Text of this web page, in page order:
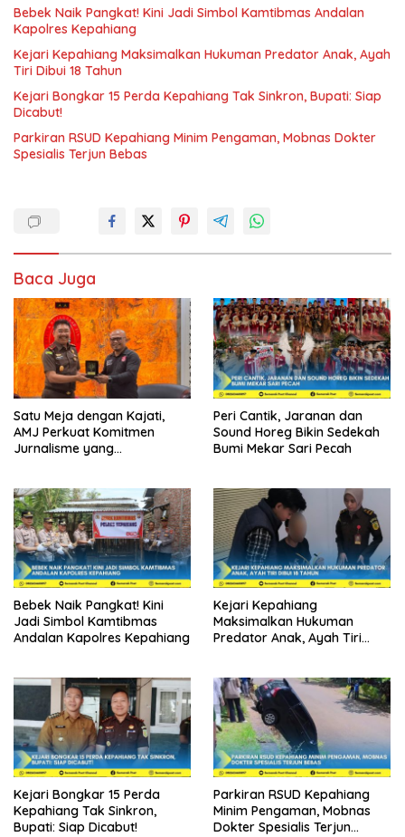
Bebek Naik Pangkat! Kini Jadi Simbol Kamtibmas Andalan
Kapolres Kepahiang
Kejari Kepahiang Maksimalkan Hukuman Predator Anak, Ayah
Tiri Dibui 18 Tahun
Kejari Bongkar 15 Perda Kepahiang Tak Sinkron, Bupati: Siap
Dicabut!
Parkiran RSUD Kepahiang Minim Pengaman, Mobnas Dokter
Spesialis Terjun Bebas
Baca Juga
Satu Meja dengan Kajati,
AMJ Perkuat Komitmen
Jurnalisme yang
Peri Cantik, Jaranan dan
Sound Horeg Bikin Sedekah
Bumi Mekar Sari Pecah
Bebek Naik Pangkat! Kini
Jadi Simbol Kamtibmas
Andalan Kapolres Kepahiang
Kejari Kepahiang
Maksimalkan Hukuman
Predator Anak, Ayah Tiri
Kejari Bongkar 15 Perda
Kepahiang Tak Sinkron,
Bupati: Siap Dicabut!
Parkiran RSUD Kepahiang
Minim Pengaman, Mobnas
Dokter Spesialis Terjun